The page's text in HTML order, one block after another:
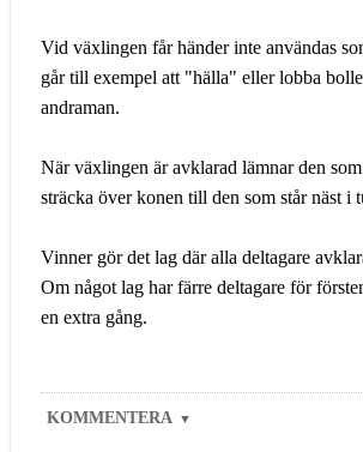
Vid växlingen får händer inte användas
går till exempel att "hälla" eller lobba
andraman.
När växlingen är avklarad lämnar den
sträcka över konen till den som står näst i
Vinner gör det lag där alla deltagare
Om något lag har färre deltagare för
en extra gång.
KOMMENTERA ▼